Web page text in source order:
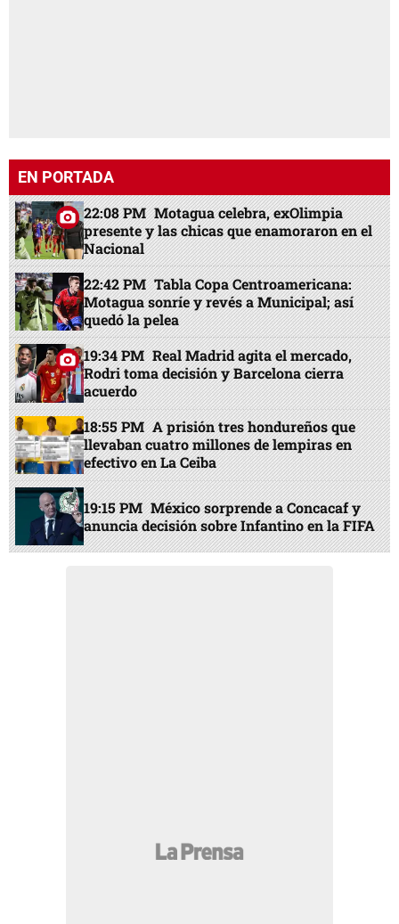
EN PORTADA
22:08 PM Motagua celebra, exOlimpia
presente y las chicas que enamoraron en el
Nacional
22:42 PM Tabla Copa Centroamericana:
Motagua sonríe y revés a Municipal; así
quedó la pelea
19:34 PM Real Madrid agita el mercado,
Rodri toma decisión y Barcelona cierra
acuerdo
18:55 PM A prisión tres hondureños que
llevaban cuatro millones de lempiras en
efectivo en La Ceiba
19:15 PM México sorprende a Concacaf y
anuncia decisión sobre Infantino en la FIFA